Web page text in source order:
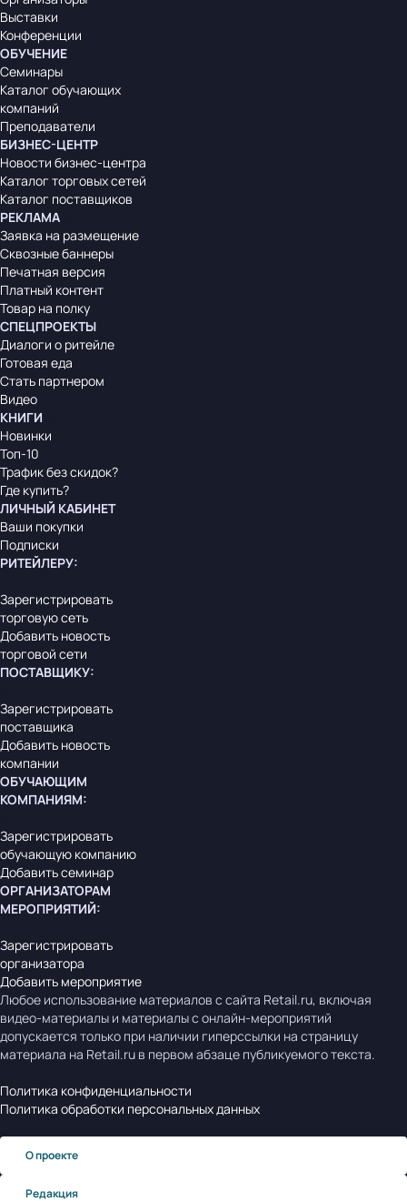
Выставки
Конференции
ОБУЧЕНИЕ
Семинары
Каталог обучающих
компаний
Преподаватели
БИЗНЕС-ЦЕНТР
Новости бизнес-центра
Каталог торговых сетей
Каталог поставщиков
РЕКЛАМА
Заявка на размещение
Сквозные баннеры
Печатная версия
Платный контент
Товар на полку
СПЕЦПРОЕКТЫ
Диалоги о ритейле
Готовая еда
Стать партнером
Видео
КНИГИ
Новинки
Топ-10
Трафик без скидок?
Где купить?
ЛИЧНЫЙ КАБИНЕТ
Ваши покупки
Подписки
РИТЕЙЛЕРУ:
Зарегистрировать
торговую сеть
Добавить новость
торговой сети
ПОСТАВЩИКУ:
Зарегистрировать
поставщика
Добавить новость
компании
ОБУЧАЮЩИМ
КОМПАНИЯМ:
Зарегистрировать
обучающую компанию
Добавить семинар
ОРГАНИЗАТОРАМ
МЕРОПРИЯТИЙ:
Зарегистрировать
организатора
Добавить мероприятие
Любое использование материалов с сайта Retail.ru, включая
видео-материалы и материалы с онлайн-мероприятий
допускается только при наличии гиперссылки на страницу
материала на Retail.ru в первом абзаце публикуемого текста.
Политика конфиденциальности
Политика обработки персональных данных
О проекте
Редакция